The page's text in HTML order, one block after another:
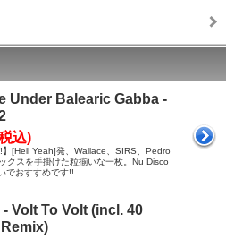
Under Balearic Gabba -
込)
】[Hell Yeah]発、Wallace、SIRS、Pedro
クスを手掛けた粒揃いな一枚。Nu Disco
でおすすめです!!
- Volt To Volt (incl. 40